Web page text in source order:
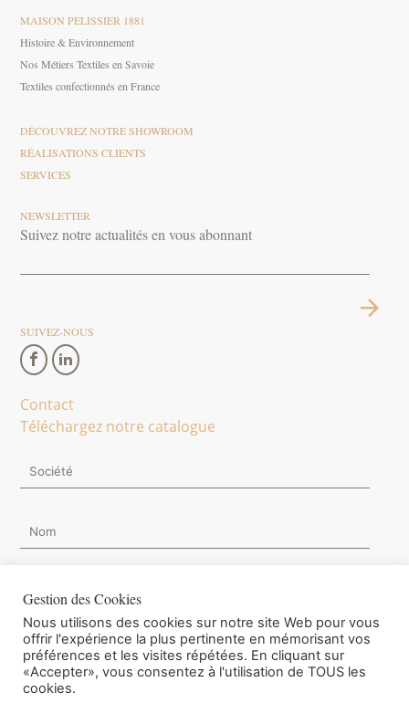
MAISON PELISSIER 1881
Histoire & Environnement
Nos Métiers Textiles en Savoie
Textiles confectionnés en France
DÉCOUVREZ NOTRE SHOWROOM
RÉALISATIONS CLIENTS
SERVICES
NEWSLETTER
Suivez notre actualités en vous abonnant
SUIVEZ-NOUS
Contact
Téléchargez notre catalogue
Je souhaite m'inscrire à la Newsletter.
Gestion des Cookies
Nous utilisons des cookies sur notre site Web pour vous
offrir l'expérience la plus pertinente en mémorisant vos
préférences et les visites répétées. En cliquant sur
«Accepter», vous consentez à l'utilisation de TOUS les
cookies.